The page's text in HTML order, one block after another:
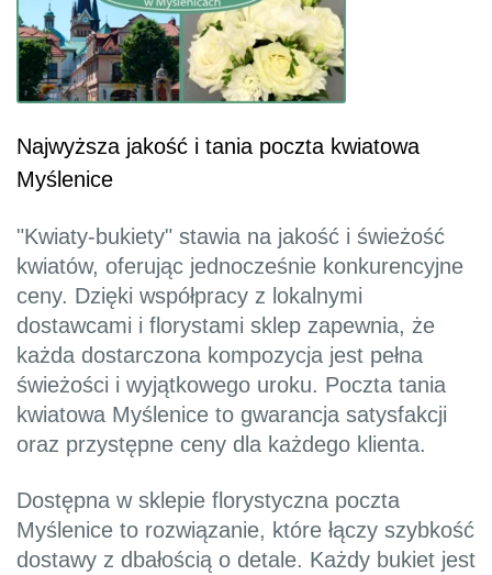
Najwyższa jakość i tania poczta kwiatowa
Myślenice
"Kwiaty-bukiety" stawia na jakość i świeżość
kwiatów, oferując jednocześnie konkurencyjne
ceny. Dzięki współpracy z lokalnymi
dostawcami i florystami sklep zapewnia, że
każda dostarczona kompozycja jest pełna
świeżości i wyjątkowego uroku. Poczta tania
kwiatowa Myślenice to gwarancja satysfakcji
oraz przystępne ceny dla każdego klienta.
Dostępna w sklepie florystyczna poczta
Myślenice to rozwiązanie, które łączy szybkość
dostawy z dbałością o detale. Każdy bukiet jest